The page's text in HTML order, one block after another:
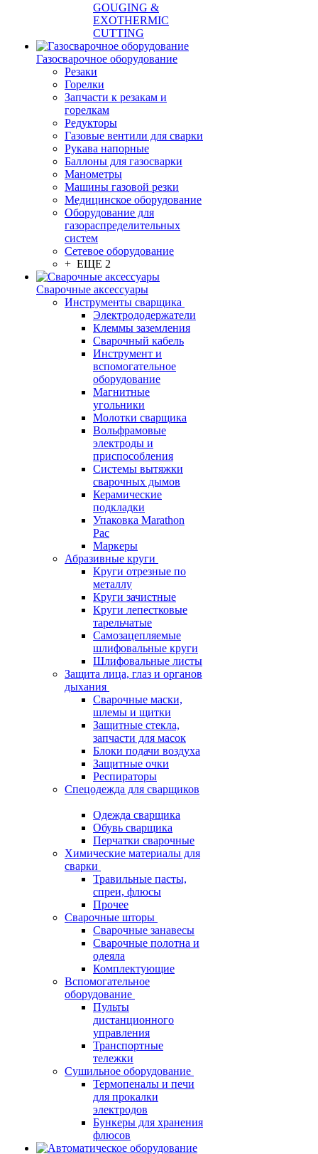
GOUGING &
EXOTHERMIC
CUTTING
Газосварочное оборудование
Резаки
Горелки
Запчасти к резакам и
горелкам
Редукторы
Газовые вентили для сварки
Рукава напорные
Баллоны для газосварки
Манометры
Машины газовой резки
Медицинское оборудование
Оборудование для
газораспределительных
систем
Сетевое оборудование
+ ЕЩЕ 2
Сварочные аксессуары
Инструменты сварщика
Электрододержатели
Клеммы заземления
Сварочный кабель
Инструмент и
вспомогательное
оборудование
Магнитные
угольники
Молотки сварщика
Вольфрамовые
электроды и
приспособления
Системы вытяжки
сварочных дымов
Керамические
подкладки
Упаковка Marathon
Pac
Маркеры
Абразивные круги
Круги отрезные по
металлу
Круги зачистные
Круги лепестковые
тарельчатые
Самозацепляемые
шлифовальные круги
Шлифовальные листы
Защита лица, глаз и органов
дыхания
Сварочные маски,
шлемы и щитки
Защитные стекла,
запчасти для масок
Блоки подачи воздуха
Защитные очки
Респираторы
Спецодежда для сварщиков
Одежда сварщика
Обувь сварщика
Перчатки сварочные
Химические материалы для
сварки
Травильные пасты,
спреи, флюсы
Прочее
Сварочные шторы
Сварочные занавесы
Сварочные полотна и
одеяла
Комплектующие
Вспомогательное
оборудование
Пульты
дистанционного
управления
Транспортные
тележки
Сушильное оборудование
Термопеналы и печи
для прокалки
электродов
Бункеры для хранения
флюсов